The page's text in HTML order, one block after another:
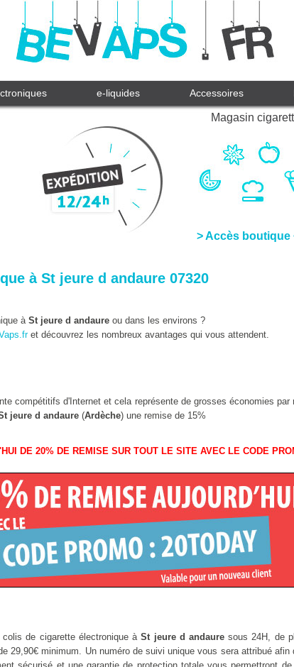
Magasin
e-liquides Accessoires
> Accès boutique
à St jeure d andaure 07320
àSt jeure d andaureou dans les environs ?
et découvrez les nombreux avantages qui vous attendent.
compétitifs d'Internet et cela représente de grosses économies
jeure d andaure(Ardèche) une remise de 15%
DE 20% DE REMISE SUR TOUT LE SITE AVEC LE CODE
de cigarette électronique àSt jeure d andaure sous 24H, de
29,90€ minimum. Un numéro de suivi unique vous sera attribué afin